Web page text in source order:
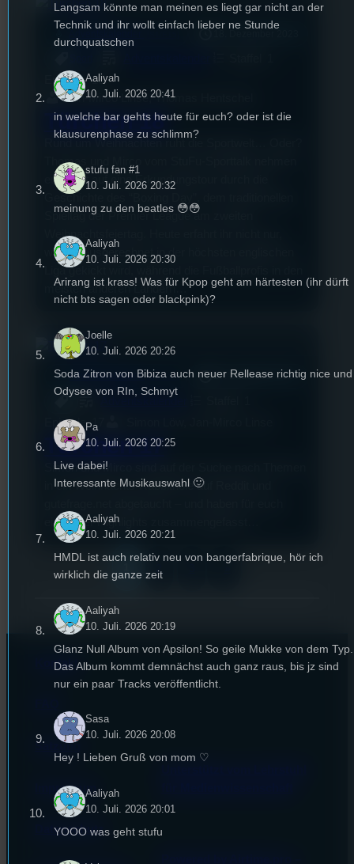
Episode 15
Jan-Mirco Linse, Thomas Hentschel
Türchen 18
Rund um Weihnachten ruht die Sportwelt… Oder?
Thomas und Mirco vom StuFu-Sporttalk nehmen
euch mit auf eine Erkundungstour durch die
Geschichte des “Boxing Day”, dem traditionellen
Spieltag der Premier League am zweiten
Weihnachtsfeiertag. Heute erfahrt ihr nicht nur,
warum ausgerechnet in der höchsten englischen
Liga gekickt wird, während die Fußballprofis in den
meisten anderen Ländern…
mic Adventskalender [S1/E17] 17. Dezember 2023
Adventskalender
Episode
17
Türchen 17
Simon und Mirco sind auf der Suche nach Themen
in ein Weihnachts-Rabbithole auf Reddit und
einige der Highlights zusammengefasst…
2
Kontakt
Satzung
Impressum
Datenschutz
Langsam könnte man meinen es liegt gar nicht an der
Technik und ihr wollt einfach lieber ne Stunde
durchquatschen
Aaliyah
10. Juli. 2026 20:41
in welche bar gehts heute für euch? oder ist die
klausurenphase zu schlimm?
stufu fan #1
10. Juli. 2026 20:32
meinung zu den beatles 😳😳
Aaliyah
10. Juli. 2026 20:30
Arirang ist krass! Was für Kpop geht am härtesten (ihr dürft
nicht bts sagen oder blackpink)?
Joelle
10. Juli. 2026 20:26
Soda Zitron von Bibiza auch neuer Rellease richtig nice und
Odysee von RIn, Schmyt
Pa
10. Juli. 2026 20:25
Live dabei!
Interessante Musikauswahl 🙂
Aaliyah
10. Juli. 2026 20:21
HMDL ist auch relativ neu von bangerfabrique, hör ich
wirklich die ganze zeit
Aaliyah
10. Juli. 2026 20:19
Glanz Null Album von Apsilon! So geile Mukke von dem Typ.
Das Album kommt demnächst auch ganz raus, bis jz sind
nur ein paar Tracks veröffentlicht.
Sasa
10. Juli. 2026 20:08
Hey ! Lieben Gruß von mom ♡
Aaliyah
10. Juli. 2026 20:01
YOOO was geht stufu